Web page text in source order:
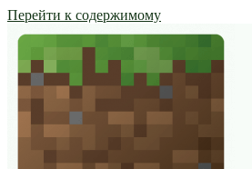
Перейти к содержимому